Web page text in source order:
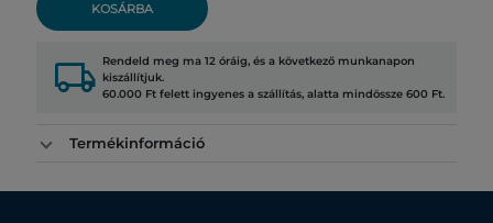
KOSÁRBA
local_shipping Rendeld meg ma 12 óráig, és a következő munkanapon
kiszállítjuk.
60.000 Ft felett ingyenes a szállítás, alatta mindössze 600 Ft.
Termékinformáció